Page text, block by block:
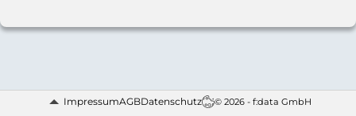
ImpressumAGBDatenschutz © 2026 - f:data GmbH